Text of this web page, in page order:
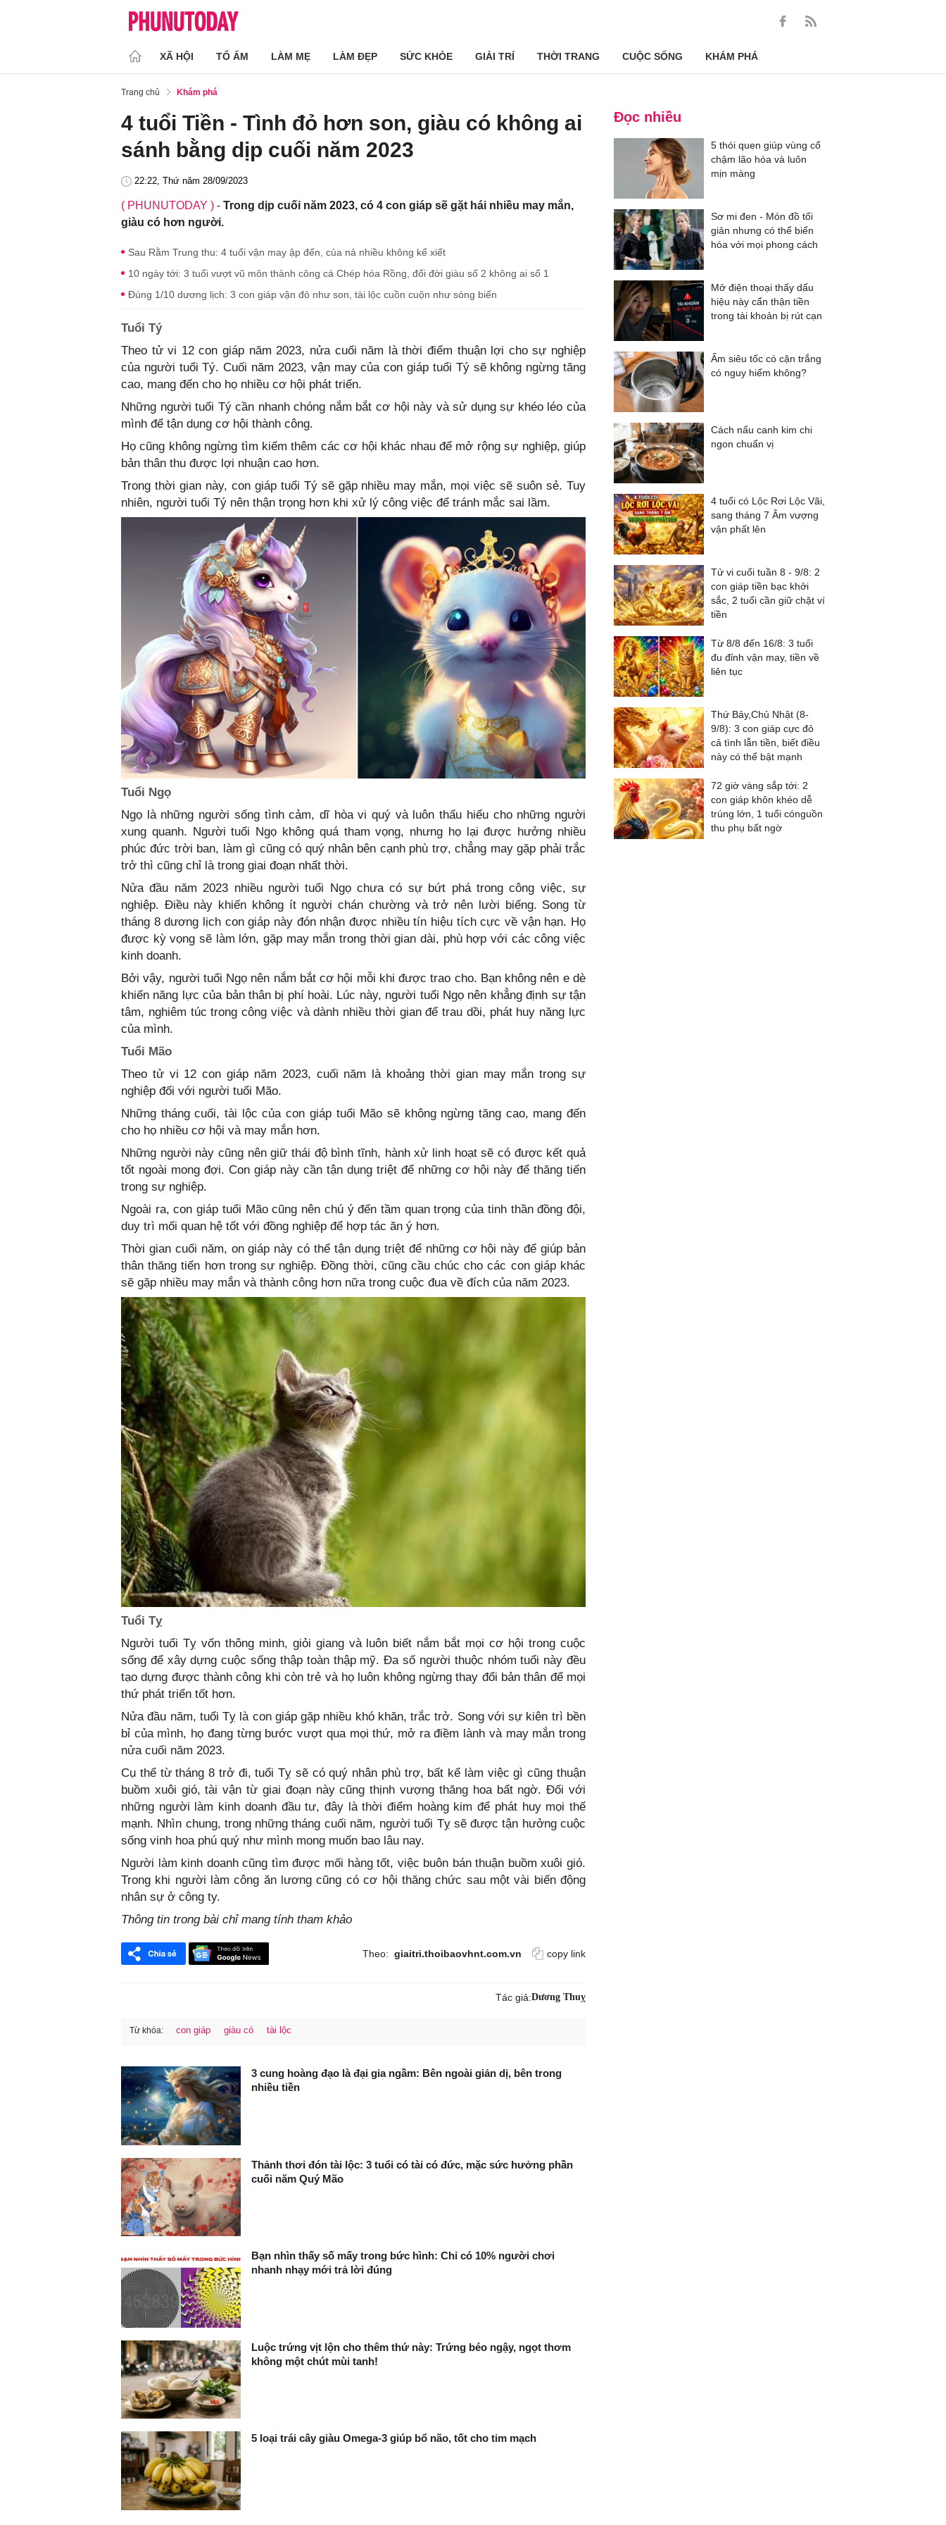
XÃ HỘI TỔ ẤM LÀM MẸ LÀM ĐẸP SỨC KHỎE GIẢI TRÍ THỜI TRANG CUỘC SỐNG KHÁM PHÁ
Trang chủ Khám phá
4 tuổi Tiền - Tình đỏ hơn son, giàu có không ai
sánh bằng dịp cuối năm 2023
22:22, Thứ năm 28/09/2023
( PHUNUTODAY ) - Trong dịp cuối năm 2023, có 4 con giáp sẽ gặt hái nhiều may mắn,
giàu có hơn người.
Sau Rằm Trung thu: 4 tuổi vận may ập đến, của nả nhiều không kể xiết
10 ngày tới: 3 tuổi vượt vũ môn thành công cá Chép hóa Rồng, đổi đời giàu số 2 không ai số 1
Đúng 1/10 dương lịch: 3 con giáp vận đỏ như son, tài lộc cuồn cuộn như sóng biển
Tuổi Tý
Theo tử vi 12 con giáp năm 2023, nửa cuối năm là thời điểm thuận lợi cho sự nghiệp
của người tuổi Tý. Cuối năm 2023, vận may của con giáp tuổi Tý sẽ không ngừng tăng
cao, mang đến cho họ nhiều cơ hội phát triển.
Những người tuổi Tý cần nhanh chóng nắm bắt cơ hội này và sử dụng sự khéo léo của
mình để tận dụng cơ hội thành công.
Họ cũng không ngừng tìm kiếm thêm các cơ hội khác nhau để mở rộng sự nghiệp, giúp
bản thân thu được lợi nhuận cao hơn.
Trong thời gian này, con giáp tuổi Tý sẽ gặp nhiều may mắn, mọi việc sẽ suôn sẻ. Tuy
nhiên, người tuổi Tý nên thận trọng hơn khi xử lý công việc để tránh mắc sai lầm.
Tuổi Ngọ
Ngọ là những người sống tình cảm, dĩ hòa vi quý và luôn thấu hiểu cho những người
xung quanh. Người tuổi Ngọ không quá tham vọng, nhưng họ lại được hưởng nhiều
phúc đức trời ban, làm gì cũng có quý nhân bên cạnh phù trợ, chẳng may gặp phải trắc
trở thì cũng chỉ là trong giai đoạn nhất thời.
Nửa đầu năm 2023 nhiều người tuổi Ngọ chưa có sự bứt phá trong công việc, sự
nghiệp. Điều này khiến không ít người chán chường và trở nên lười biếng. Song từ
tháng 8 dương lịch con giáp này đón nhận được nhiều tín hiệu tích cực về vận hạn. Họ
được kỳ vọng sẽ làm lớn, gặp may mắn trong thời gian dài, phù hợp với các công việc
kinh doanh.
Bởi vậy, người tuổi Ngọ nên nắm bắt cơ hội mỗi khi được trao cho. Bạn không nên e dè
khiến năng lực của bản thân bị phí hoài. Lúc này, người tuổi Ngọ nên khẳng định sự tận
tâm, nghiêm túc trong công việc và dành nhiều thời gian để trau dồi, phát huy năng lực
của mình.
Tuổi Mão
Theo tử vi 12 con giáp năm 2023, cuối năm là khoảng thời gian may mắn trong sự
nghiệp đối với người tuổi Mão.
Những tháng cuối, tài lộc của con giáp tuổi Mão sẽ không ngừng tăng cao, mang đến
cho họ nhiều cơ hội và may mắn hơn.
Những người này cũng nên giữ thái độ bình tĩnh, hành xử linh hoạt sẽ có được kết quả
tốt ngoài mong đợi. Con giáp này cần tận dụng triệt để những cơ hội này để thăng tiến
trong sự nghiệp.
Ngoài ra, con giáp tuổi Mão cũng nên chú ý đến tầm quan trọng của tinh thần đồng đội,
duy trì mối quan hệ tốt với đồng nghiệp để hợp tác ăn ý hơn.
Thời gian cuối năm, on giáp này có thể tận dụng triệt để những cơ hội này để giúp bản
thân thăng tiến hơn trong sự nghiệp. Đồng thời, cũng cầu chúc cho các con giáp khác
sẽ gặp nhiều may mắn và thành công hơn nữa trong cuộc đua về đích của năm 2023.
Tuổi Tỵ
Người tuổi Tỵ vốn thông minh, giỏi giang và luôn biết nắm bắt mọi cơ hội trong cuộc
sống để xây dựng cuộc sống thập toàn thập mỹ. Đa số người thuộc nhóm tuổi này đều
tạo dựng được thành công khi còn trẻ và họ luôn không ngừng thay đổi bản thân để mọi
thứ phát triển tốt hơn.
Nửa đầu năm, tuổi Tỵ là con giáp gặp nhiều khó khăn, trắc trở. Song với sự kiên trì bền
bỉ của mình, họ đang từng bước vượt qua mọi thứ, mở ra điềm lành và may mắn trong
nửa cuối năm 2023.
Cụ thể từ tháng 8 trở đi, tuổi Tỵ sẽ có quý nhân phù trợ, bất kể làm việc gì cũng thuận
buồm xuôi gió, tài vận từ giai đoạn này cũng thịnh vượng thăng hoa bất ngờ. Đối với
những người làm kinh doanh đầu tư, đây là thời điểm hoàng kim để phát huy mọi thế
mạnh. Nhìn chung, trong những tháng cuối năm, người tuổi Tỵ sẽ được tận hưởng cuộc
sống vinh hoa phú quý như mình mong muốn bao lâu nay.
Người làm kinh doanh cũng tìm được mối hàng tốt, việc buôn bán thuận buồm xuôi gió.
Trong khi người làm công ăn lương cũng có cơ hội thăng chức sau một vài biến động
nhân sự ở công ty.
Thông tin trong bài chỉ mang tính tham khảo
Theo: giaitri.thoibaovhnt.com.vn copy link
Tác giả:Dương Thuỵ
Từ khóa: con giáp giàu có tài lộc
3 cung hoàng đạo là đại gia ngầm: Bên ngoài giản dị, bên trong
nhiều tiền
Thảnh thơi đón tài lộc: 3 tuổi có tài có đức, mặc sức hưởng phần
cuối năm Quý Mão
Bạn nhìn thấy số mấy trong bức hình: Chỉ có 10% người chơi
nhanh nhạy mới trả lời đúng
Luộc trứng vịt lộn cho thêm thứ này: Trứng béo ngậy, ngọt thơm
không một chút mùi tanh!
5 loại trái cây giàu Omega-3 giúp bổ não, tốt cho tim mạch
Đọc nhiều
5 thói quen giúp vùng cổ
chậm lão hóa và luôn
mịn màng
Sơ mi đen - Món đồ tối
giản nhưng có thể biến
hóa với mọi phong cách
Mở điện thoại thấy dấu
hiệu này cẩn thận tiền
trong tài khoản bị rút cạn
Ấm siêu tốc có cặn trắng
có nguy hiểm không?
Cách nấu canh kim chi
ngon chuẩn vị
4 tuổi có Lộc Rơi Lộc Vãi,
sang tháng 7 Âm vượng
vận phất lên
Tử vi cuối tuần 8 - 9/8: 2
con giáp tiền bạc khởi
sắc, 2 tuổi cần giữ chặt ví
tiền
Từ 8/8 đến 16/8: 3 tuổi
đu đỉnh vận may, tiền về
liên tục
Thứ Bảy,Chủ Nhật (8-
9/8): 3 con giáp cực đỏ
cả tình lẫn tiền, biết điều
này có thể bật mạnh
72 giờ vàng sắp tới: 2
con giáp khôn khéo dễ
trúng lớn, 1 tuổi cónguồn
thu phụ bất ngờ